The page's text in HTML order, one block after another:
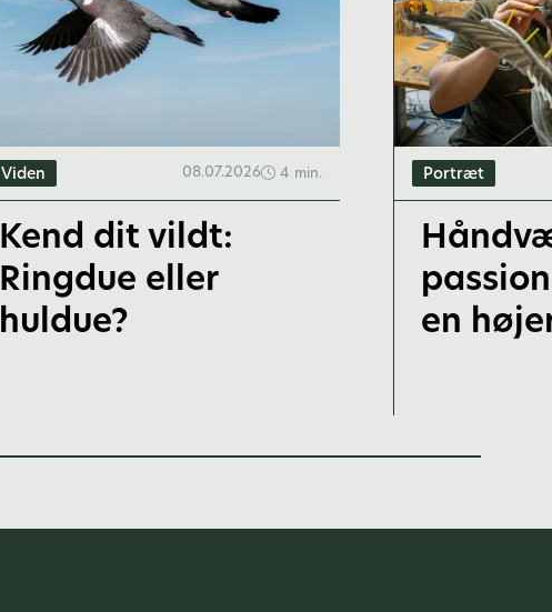
Viden 08.07.2026 4 min.
Kend dit vildt:
Ringdue eller
huldue?
Portræt
en